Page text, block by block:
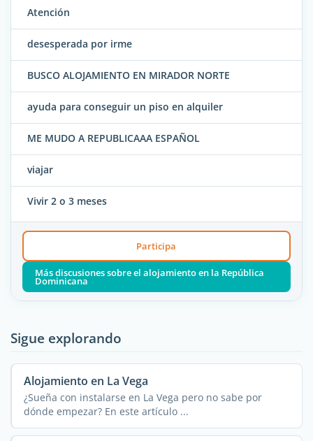
Atención
desesperada por irme
BUSCO ALOJAMIENTO EN MIRADOR NORTE
ayuda para conseguir un piso en alquiler
ME MUDO A REPUBLICAAA ESPAÑOL
viajar
Vivir 2 o 3 meses
Participa
Más discusiones sobre el alojamiento en la República
Dominicana
Sigue explorando
Alojamiento en La Vega
¿Sueña con instalarse en La Vega pero no sabe por
dónde empezar? En este artículo ...